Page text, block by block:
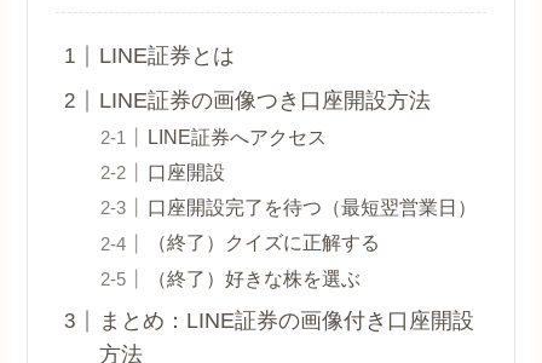
LINE証券とは
LINE証券の画像つき口座開設方法
LINE証券へアクセス
口座開設
口座開設完了を待つ（最短翌営業日）
（終了）クイズに正解する
（終了）好きな株を選ぶ
まとめ：LINE証券の画像付き口座開設
方法